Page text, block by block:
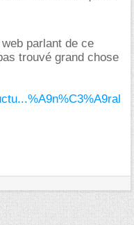
parlant de ce
trouvé grand chose